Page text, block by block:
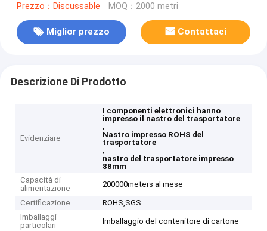
Prezzo：Discussable MOQ：2000 metri
Miglior prezzo Contattaci
Descrizione Di Prodotto
Evidenziare
I componenti elettronici hanno
impresso il nastro del trasportatore
,
Nastro impresso ROHS del
trasportatore
,
nastro del trasportatore impresso
88mm
Capacità di
alimentazione
200000meters al mese
Certificazione
ROHS,SGS
Imballaggi
particolari
Imballaggio del contenitore di cartone